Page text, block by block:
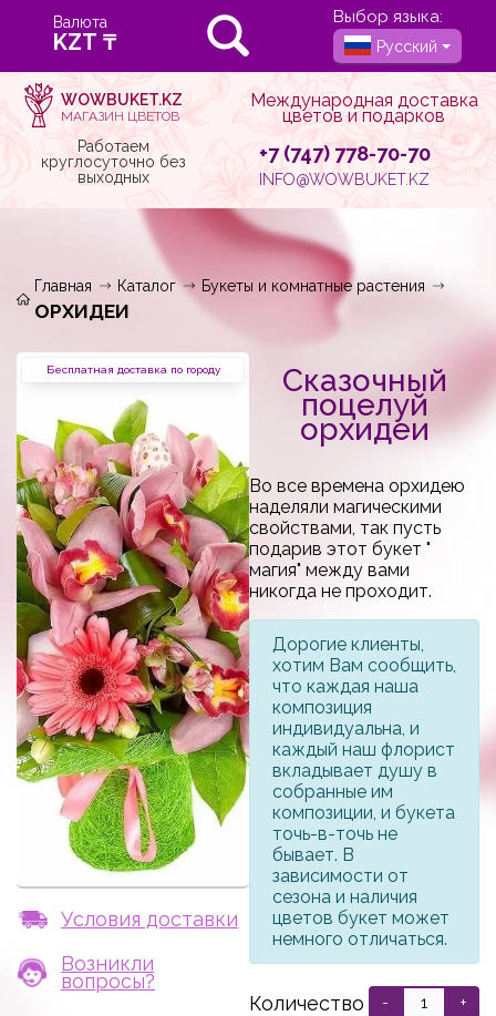
Валюта Выбор языка:
Русский
WOWBUKET.KZ
МАГАЗИН ЦВЕТОВ
Международная доставка
цветов и подарков
Работаем
круглосуточно без
выходных
+7 (747) 778-70-70
INFO@WOWBUKET.KZ
Главная Каталог Букеты и комнатные растения
ОРХИДЕИ
Бесплатная доставка по городу
Условия доставки
Возникли
вопросы?
Сказочный
поцелуй
орхидеи
Во все времена орхидею
наделяли магическими
свойствами, так пусть
подарив этот букет "
магия" между вами
никогда не проходит.
Дорогие клиенты,
хотим Вам сообщить,
что каждая наша
композиция
индивидуальна, и
каждый наш флорист
вкладывает душу в
собранные им
композиции, и букета
точь-в-точь не
бывает. В
зависимости от
сезона и наличия
цветов букет может
немного отличаться.
Количество - +